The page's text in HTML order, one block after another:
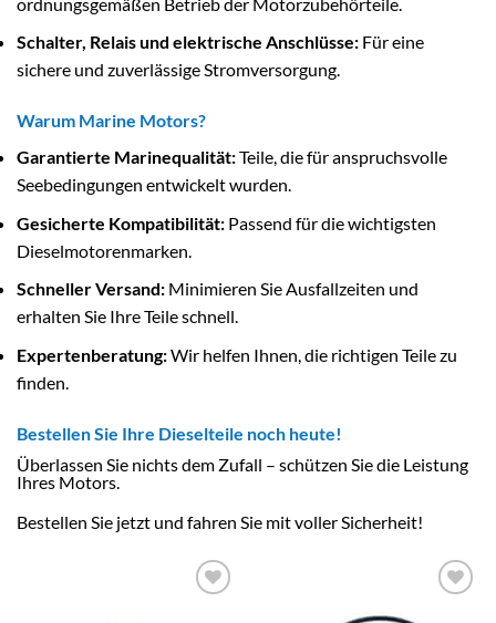
Schalter, Relais und elektrische Anschlüsse: Für eine
sichere und zuverlässige Stromversorgung.
Warum Marine Motors?
Garantierte Marinequalität:Teile, die für anspruchsvolle
Seebedingungen entwickelt wurden.
Gesicherte Kompatibilität: Passend für die wichtigsten
Dieselmotorenmarken.
Schneller Versand: Minimieren Sie Ausfallzeiten und
erhalten Sie Ihre Teile schnell.
Expertenberatung:Wir helfen Ihnen, die richtigen Teile zu
finden.
Bestellen Sie Ihre Dieselteile noch heute!
Überlassen Sie nichts dem Zufall – schützen Sie die Leistung
Ihres Motors.
Bestellen Sie jetzt und fahren Sie mit voller Sicherheit!
AJOUTER